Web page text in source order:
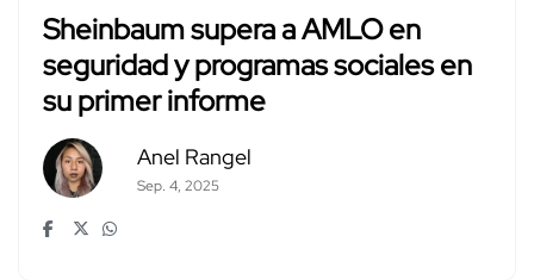
Sheinbaum supera a AMLO en
seguridad y programas sociales en
su primer informe
Anel Rangel
Sep. 4, 2025